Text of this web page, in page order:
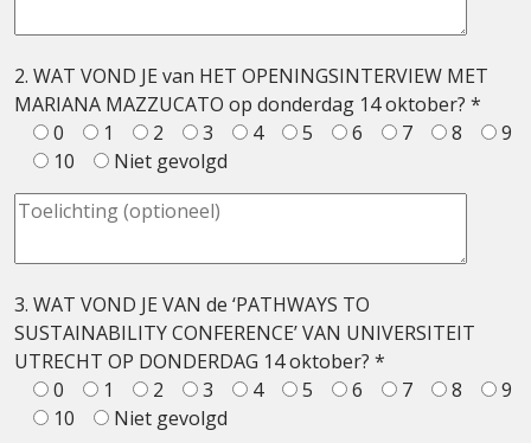
2. WAT VOND JE van HET OPENINGSINTERVIEW MET
MARIANA MAZZUCATO op donderdag 14 oktober? *
0
1 2 3 4 5 6 7 8
9
10
Niet gevolgd
3. WAT VOND JE VAN de ‘PATHWAYS TO
SUSTAINABILITY CONFERENCE’ VAN UNIVERSITEIT
UTRECHT OP DONDERDAG 14 oktober? *
0
1 2 3 4 5 6 7 8
9
10
Niet gevolgd